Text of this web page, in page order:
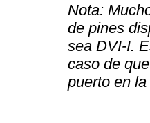
Nota:
de pines
sea DVI-I.
caso de
puerto en